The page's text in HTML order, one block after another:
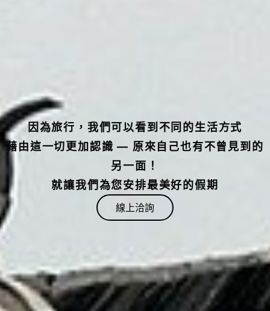
因為旅行，我們可以看到不同的生活方式
藉由這一切更加認識 — 原來自己也有不曾見到的
另一面！
就讓我們為您安排最美好的假期
線上洽詢